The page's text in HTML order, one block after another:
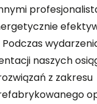
naszych
z zakresu